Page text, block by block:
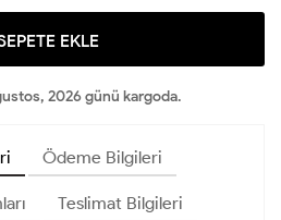
EKLE
2026 günü kargoda.
Ödeme Bilgileri
Teslimat Bilgileri